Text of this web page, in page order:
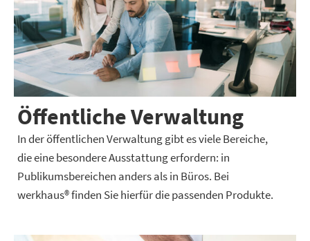
Öffentliche Verwaltung
In der öffentlichen Verwaltung gibt es viele Bereiche,
die eine besondere Ausstattung erfordern: in
Publikumsbereichen anders als in Büros. Bei
werkhaus® finden Sie hierfür die passenden Produkte.